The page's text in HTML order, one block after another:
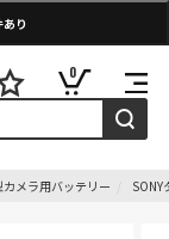
り
0
カメラ用バッテリー